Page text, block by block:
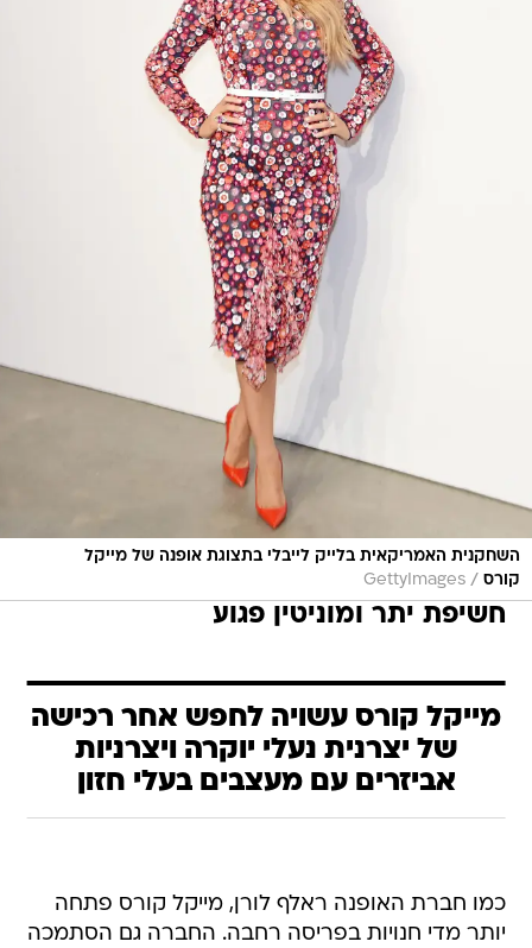
השחקנית האמריקאית בלייק לייבלי בתצוגת אופנה של מייקל
קורס /
GettyImages
חשיפת יתר ומוניטין פגוע
מייקל קורס עשויה לחפש אחר רכישה
של יצרנית נעלי יוקרה ויצרניות
אביזרים עם מעצבים בעלי חזון
כמו חברת האופנה ראלף לורן, מייקל קורס פתחה
יותר מדי חנויות בפריסה רחבה. החברה גם הסתמכה